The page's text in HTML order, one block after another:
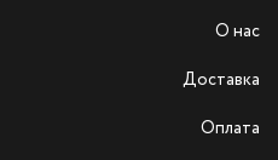
О нас
Доставка
Оплата